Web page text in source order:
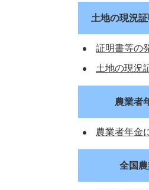
土地の現況
証明書等の
土地の現況
農業者
農業者年金
全国